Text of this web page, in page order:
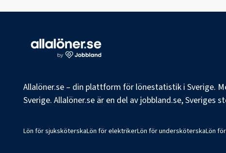
Allalöner.se – din plattform för lönestatistik i Sverige.
Sverige. Allalöner.se är en del av jobbland.se, Sveriges
Lön för sjuksköterskaLön för elektrikerLön för undersköterskaLön